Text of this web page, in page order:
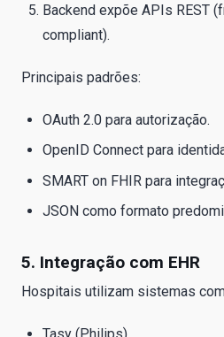
Backend expõe APIs REST
compliant).
Principais padrões:
OAuth 2.0 para autorização.
OpenID Connect para
SMART on FHIR para
JSON como formato
5. Integração com EHR
Hospitais utilizam sistemas